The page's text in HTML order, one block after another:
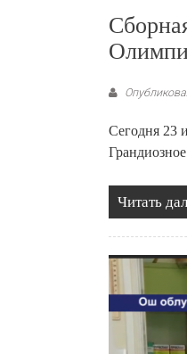
Сегодня 23
Читать